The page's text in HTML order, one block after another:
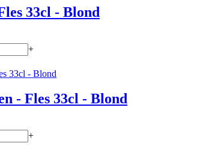
33cl - Blond
+
- Fles 33cl - Blond
+